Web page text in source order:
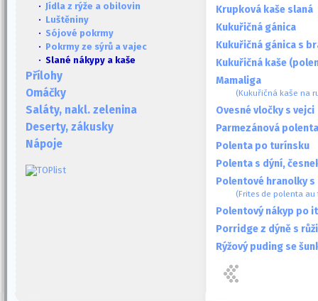
· Jídla z rýže a obilovin
· Luštěniny
· Sójové pokrmy
· Pokrmy ze sýrů a vajec
· Slané nákypy a kaše
Přílohy
Omáčky
Saláty, nakl. zelenina
Deserty, zákusky
Nápoje
Krupková kaše slaná
Kukuřičná gánica
Kukuřičná gánica s
Kukuřičná kaše
Mamaliga
(Kukuřičná kaše na
Ovesné vločky s vejci
Parmezánová polenta
Polenta po turínsku
Polenta s dýní,
Polentové hranolky
(Frites de polenta
Polentový nákyp po
Porridge z dýně s
Rýžový puding se